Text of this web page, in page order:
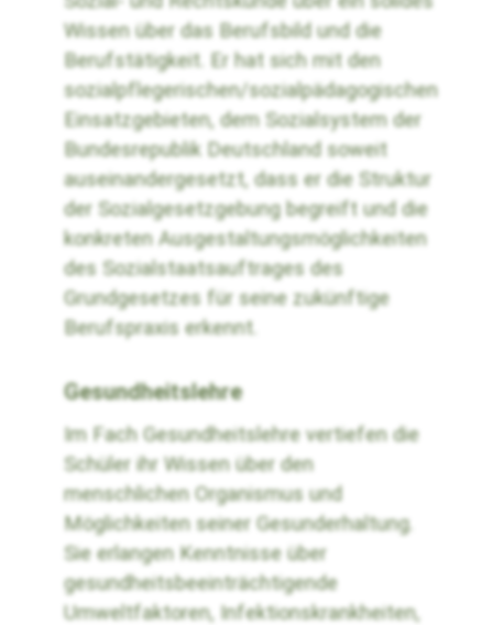
Wissen über das Berufsbild und die
Berufstätigkeit. Er hat sich mit den
sozialpflegerischen/sozialpädagogischen
Einsatzgebieten, dem Sozialsystem der
Bundesrepublik Deutschland soweit
auseinandergesetzt, dass er die Struktur
der Sozialgesetzgebung begreift und die
konkreten Ausgestaltungsmöglichkeiten
des Sozialstaatsauftrages des
Grundgesetzes für seine zukünftige
Berufspraxis erkennt.
Gesundheitslehre
Im Fach Gesundheitslehre vertiefen die
Schüler ihr Wissen über den
menschlichen Organismus und
Möglichkeiten seiner Gesunderhaltung.
Sie erlangen Kenntnisse über
gesundheitsbeeinträchtigende
Umweltfaktoren, Infektionskrankheiten,